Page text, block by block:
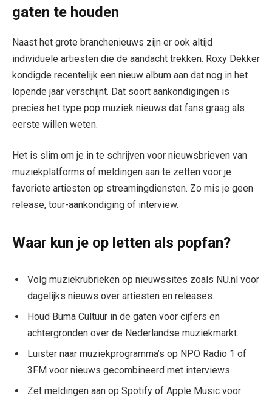
gaten te houden
Naast het grote branchenieuws zijn er ook altijd
individuele artiesten die de aandacht trekken. Roxy Dekker
kondigde recentelijk een nieuw album aan dat nog in het
lopende jaar verschijnt. Dat soort aankondigingen is
precies het type pop muziek nieuws dat fans graag als
eerste willen weten.
Het is slim om je in te schrijven voor nieuwsbrieven van
muziekplatforms of meldingen aan te zetten voor je
favoriete artiesten op streamingdiensten. Zo mis je geen
release, tour-aankondiging of interview.
Waar kun je op letten als popfan?
Volg muziekrubrieken op nieuwssites zoals NU.nl voor
dagelijks nieuws over artiesten en releases.
Houd Buma Cultuur in de gaten voor cijfers en
achtergronden over de Nederlandse muziekmarkt.
Luister naar muziekprogramma’s op NPO Radio 1 of
3FM voor nieuws gecombineerd met interviews.
Zet meldingen aan op Spotify of Apple Music voor